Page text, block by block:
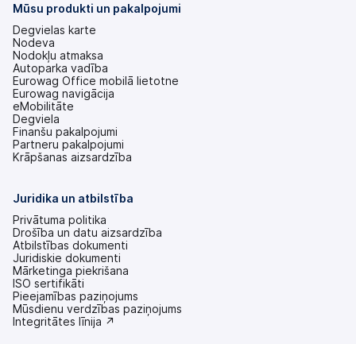
Mūsu produkti un pakalpojumi
Degvielas karte
Nodeva
Nodokļu atmaksa
Autoparka vadība
Eurowag Office mobilā lietotne
Eurowag navigācija
eMobilitāte
Degviela
Finanšu pakalpojumi
Partneru pakalpojumi
Krāpšanas aizsardzība
Juridika un atbilstība
Privātuma politika
Drošība un datu aizsardzība
Atbilstības dokumenti
Juridiskie dokumenti
Mārketinga piekrišana
ISO sertifikāti
Pieejamības paziņojums
(tiek
atvērts
Mūsdienu verdzības paziņojums
(tiek
Integritātes līnija ↗